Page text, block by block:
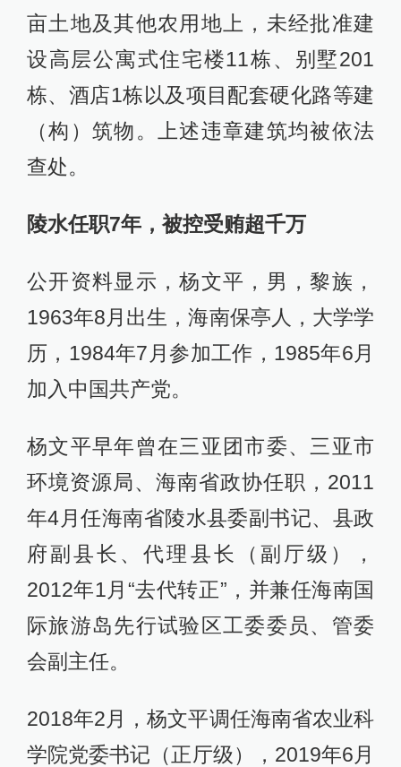
亩土地及其他农用地上，未经批准建
设高层公寓式住宅楼11栋、别墅201
栋、酒店1栋以及项目配套硬化路等建
（构）筑物。上述违章建筑均被依法
查处。
陵水任职7年，被控受贿超千万
公开资料显示，杨文平，男，黎族，
1963年8月出生，海南保亭人，大学学
历，1984年7月参加工作，1985年6月
加入中国共产党。
杨文平早年曾在三亚团市委、三亚市
环境资源局、海南省政协任职，2011
年4月任海南省陵水县委副书记、县政
府副县长、代理县长（副厅级），
2012年1月“去代转正”，并兼任海南国
际旅游岛先行试验区工委委员、管委
会副主任。
2018年2月，杨文平调任海南省农业科
学院党委书记（正厅级），2019年6月